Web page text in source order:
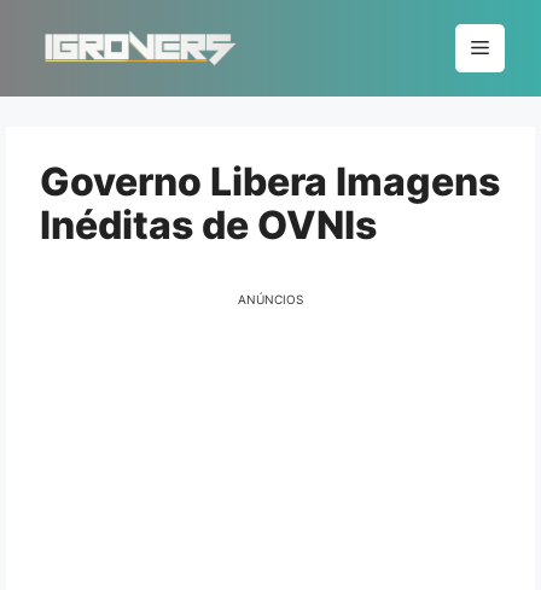
conteúdo
Menu
Governo Libera Imagens
Inéditas de OVNIs
ANÚNCIOS